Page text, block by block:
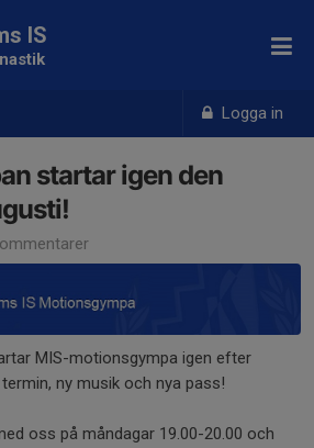
Logga in
IS
startar igen den
MIS-motionsgympa igen efter
ny musik och nya pass!
oss på måndagar 19.00-20.00 och